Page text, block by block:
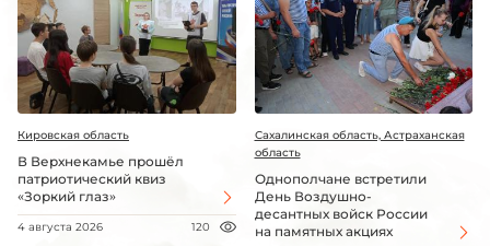
Кировская область
В Верхнекамье прошёл
патриотический квиз
«Зоркий глаз»
4 августа 2026 120
Сахалинская область, Астраханская
область
Однополчане встретили
День Воздушно-
десантных войск России
на памятных акциях